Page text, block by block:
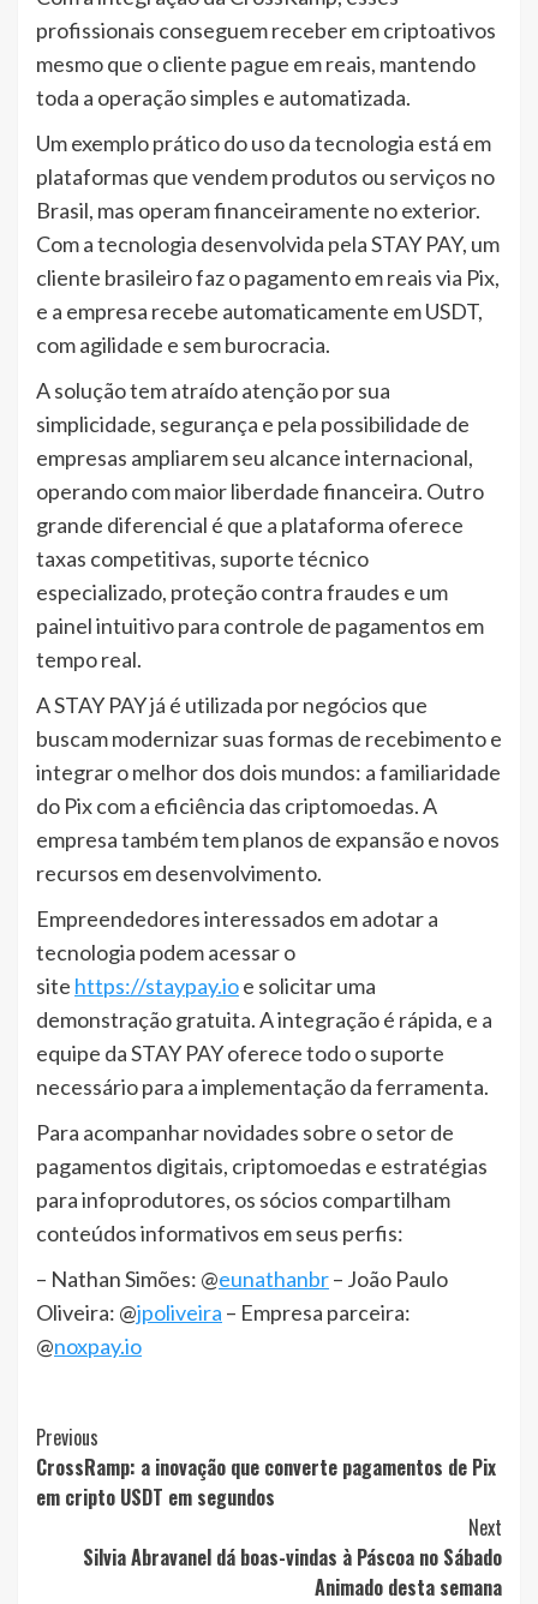
profissionais conseguem receber em criptoativos
mesmo que o cliente pague em reais, mantendo
toda a operação simples e automatizada.
Um exemplo prático do uso da tecnologia está em
plataformas que vendem produtos ou serviços no
Brasil, mas operam financeiramente no exterior.
Com a tecnologia desenvolvida pela STAY PAY, um
cliente brasileiro faz o pagamento em reais via Pix,
e a empresa recebe automaticamente em USDT,
com agilidade e sem burocracia.
A solução tem atraído atenção por sua
simplicidade, segurança e pela possibilidade de
empresas ampliarem seu alcance internacional,
operando com maior liberdade financeira. Outro
grande diferencial é que a plataforma oferece
taxas competitivas, suporte técnico
especializado, proteção contra fraudes e um
painel intuitivo para controle de pagamentos em
tempo real.
A STAY PAY já é utilizada por negócios que
buscam modernizar suas formas de recebimento e
integrar o melhor dos dois mundos: a familiaridade
do Pix com a eficiência das criptomoedas. A
empresa também tem planos de expansão e novos
recursos em desenvolvimento.
Empreendedores interessados em adotar a
tecnologia podem acessar o
site https://staypay.ioe solicitar uma
demonstração gratuita. A integração é rápida, e a
equipe da STAY PAY oferece todo o suporte
necessário para a implementação da ferramenta.
Para acompanhar novidades sobre o setor de
pagamentos digitais, criptomoedas e estratégias
para infoprodutores, os sócios compartilham
conteúdos informativos em seus perfis:
– Nathan Simões: @eunathanbr– João Paulo
Oliveira: @jpoliveira – Empresa parceira:
@noxpay.io
Post
Navigation
Previous
CrossRamp: a inovação que converte pagamentos de Pix
em cripto USDT em segundos
Next
Silvia Abravanel dá boas-vindas à Páscoa no Sábado
Animado desta semana